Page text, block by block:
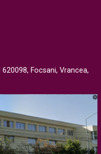
Focsani, Vrancea,